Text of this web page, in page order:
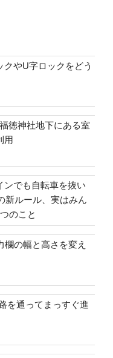
やU字ロックをどう
徳神社地下にある室
用
ンでも自転車を抜い
新ルール、実はみん
のこと
欄の幅と高さを変え
を通ってまっすぐ進